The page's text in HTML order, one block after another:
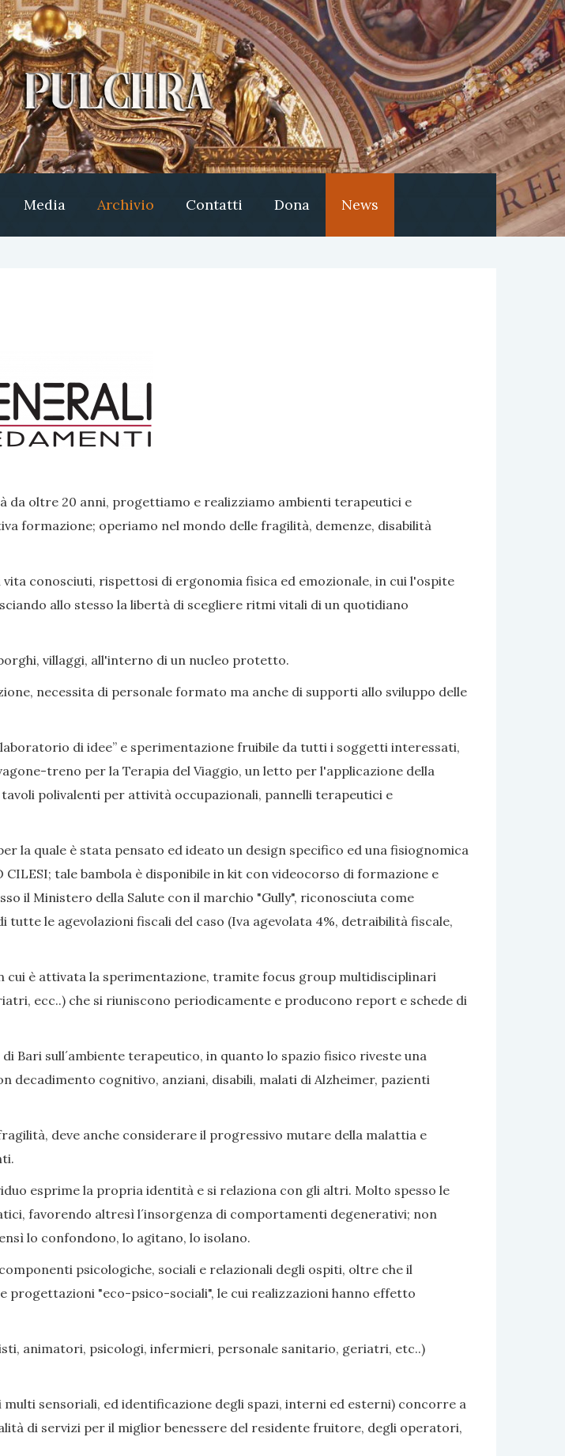
Media Archivio Contatti Dona News
da oltre 20 anni, progettiamo e realizziamo ambienti terapeutici e
formazione; operiamo nel mondo delle fragilità, demenze, disabilità
conosciuti, rispettosi di ergonomia fisica ed emozionale, in cui l'ospite
allo stesso la libertà di scegliere ritmi vitali di un quotidiano
villaggi, all'interno di un nucleo protetto.
necessita di personale formato ma anche di supporti allo sviluppo delle
di idee” e sperimentazione fruibile da tutti i soggetti interessati,
treno per la Terapia del Viaggio, un letto per l'applicazione della
polivalenti per attività occupazionali, pannelli terapeutici e
la quale è stata pensato ed ideato un design specifico ed una fisiognomica
tale bambola è disponibile in kit con videocorso di formazione e
il Ministero della Salute con il marchio "Gully", riconosciuta come
le agevolazioni fiscali del caso (Iva agevolata 4%, detraibilità fiscale,
è attivata la sperimentazione, tramite focus group multidisciplinari
ecc..) che si riuniscono periodicamente e producono report e schede di
Bari sull´ambiente terapeutico, in quanto lo spazio fisico riveste una
decadimento cognitivo, anziani, disabili, malati di Alzheimer, pazienti
deve anche considerare il progressivo mutare della malattia e
esprime la propria identità e si relaziona con gli altri. Molto spesso le
favorendo altresì l´insorgenza di comportamenti degenerativi; non
lo confondono, lo agitano, lo isolano.
psicologiche, sociali e relazionali degli ospiti, oltre che il
"eco-psico-sociali", le cui realizzazioni hanno effetto
animatori, psicologi, infermieri, personale sanitario, geriatri, etc..)
sensoriali, ed identificazione degli spazi, interni ed esterni) concorre a
di servizi per il miglior benessere del residente fruitore, degli operatori,